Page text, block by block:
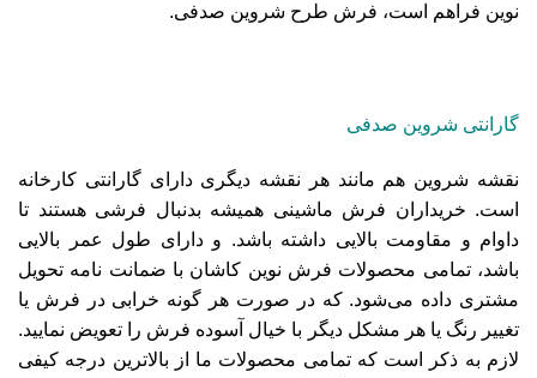
نوین فراهم است، فرش طرح شروین صدفی.
گارانتی شروین صدفی
نقشه شروین هم مانند هر نقشه دیگری دارای گارانتی کارخانه
است. خریداران فرش ماشینی همیشه بدنبال فرشی هستند تا
داوام و مقاومت بالایی داشته باشد. و دارای طول عمر بالایی
باشد، تمامی محصولات فرش نوین کاشان با ضمانت نامه تحویل
مشتری داده می‌شود. که در صورت هر گونه خرابی در فرش یا
تغییر رنگ یا هر مشکل دیگر با خیال آسوده فرش را تعویض نمایید.
لازم به ذکر است که تمامی محصولات ما از بالاترین درجه کیفی